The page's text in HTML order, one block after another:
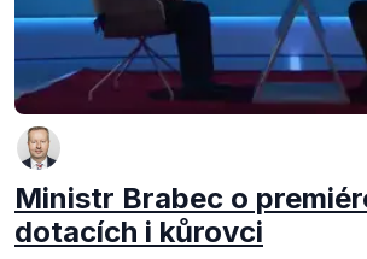
Ministr Brabec o
dotacích i kůrovci